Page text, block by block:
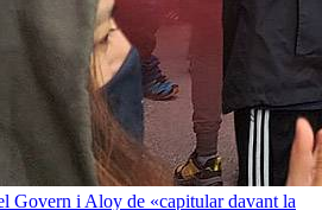
Govern i Aloy de «capitular davant la